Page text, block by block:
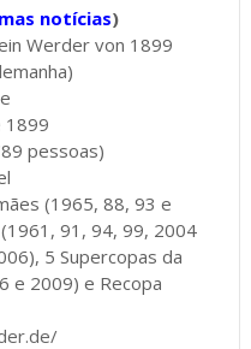
notícias)
Werder von 1899
1899
pessoas)
(1965, 88, 93 e
91, 94, 99, 2004
5 Supercopas da
e 2009) e Recopa